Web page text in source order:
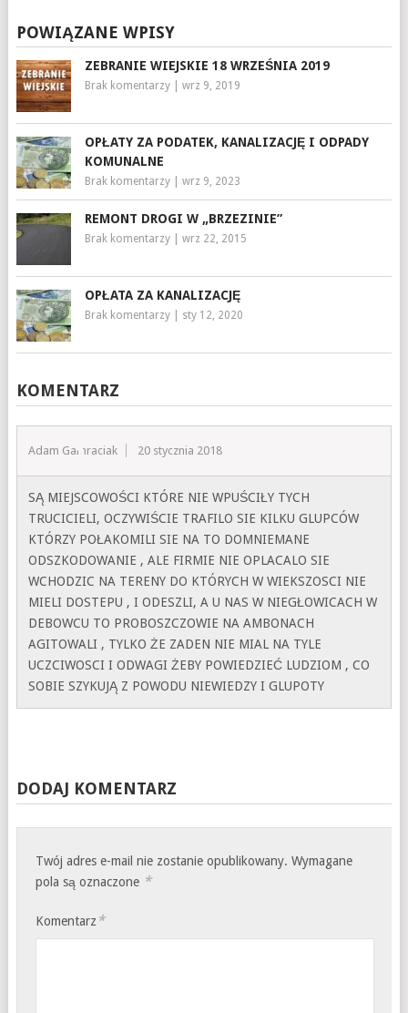
POWIĄZANE WPISY
ZEBRANIE WIEJSKIE 18 WRZEŚNIA 2019
Brak komentarzy| wrz 9, 2019
OPŁATY ZA PODATEK, KANALIZACJĘ I ODPADY
KOMUNALNE
Brak komentarzy| wrz 9, 2023
REMONT DROGI W „BRZEZINIE”
Brak komentarzy| wrz 22, 2015
OPŁATA ZA KANALIZACJĘ
Brak komentarzy| sty 12, 2020
KOMENTARZ
Adam Gamraciak 20 stycznia 2018
SĄ MIEJSCOWOŚCI KTÓRE NIE WPUŚCIŁY TYCH
TRUCICIELI, OCZYWIŚCIE TRAFILO SIE KILKU GLUPCÓW
KTÓRZY POŁAKOMILI SIE NA TO DOMNIEMANE
ODSZKODOWANIE , ALE FIRMIE NIE OPLACALO SIE
WCHODZIC NA TERENY DO KTÓRYCH W WIEKSZOSCI NIE
MIELI DOSTEPU , I ODESZLI, A U NAS W NIEGŁOWICACH W
DEBOWCU TO PROBOSZCZOWIE NA AMBONACH
AGITOWALI , TYLKO ŻE ZADEN NIE MIAL NA TYLE
UCZCIWOSCI I ODWAGI ŻEBY POWIEDZIEĆ LUDZIOM , CO
SOBIE SZYKUJĄ Z POWODU NIEWIEDZY I GLUPOTY
DODAJ KOMENTARZ
Twój adres e-mail nie zostanie opublikowany. Wymagane
pola są oznaczone *
Komentarz *